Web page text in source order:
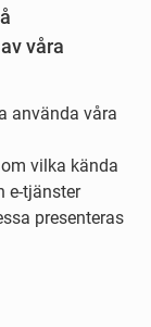
våra
använda våra
vilka kända
e-tjänster
presenteras